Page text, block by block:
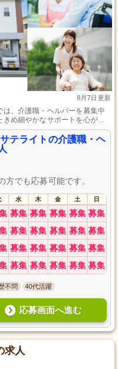
8月7日更新
、介護職・ヘルパーを募集中
め細やかなサポートを心がけ
務経験がない方でも、経験豊富
安心して始められます。
テライトの介護職・ヘ
でも応募可能です。
水 木 金 土 日
募集 募集 募集 募集 募集
募集 募集 募集 募集 募集
募集 募集 募集 募集 募集
募集 募集 募集 募集 募集
不問 40代活躍
応募画面へ進む
求人